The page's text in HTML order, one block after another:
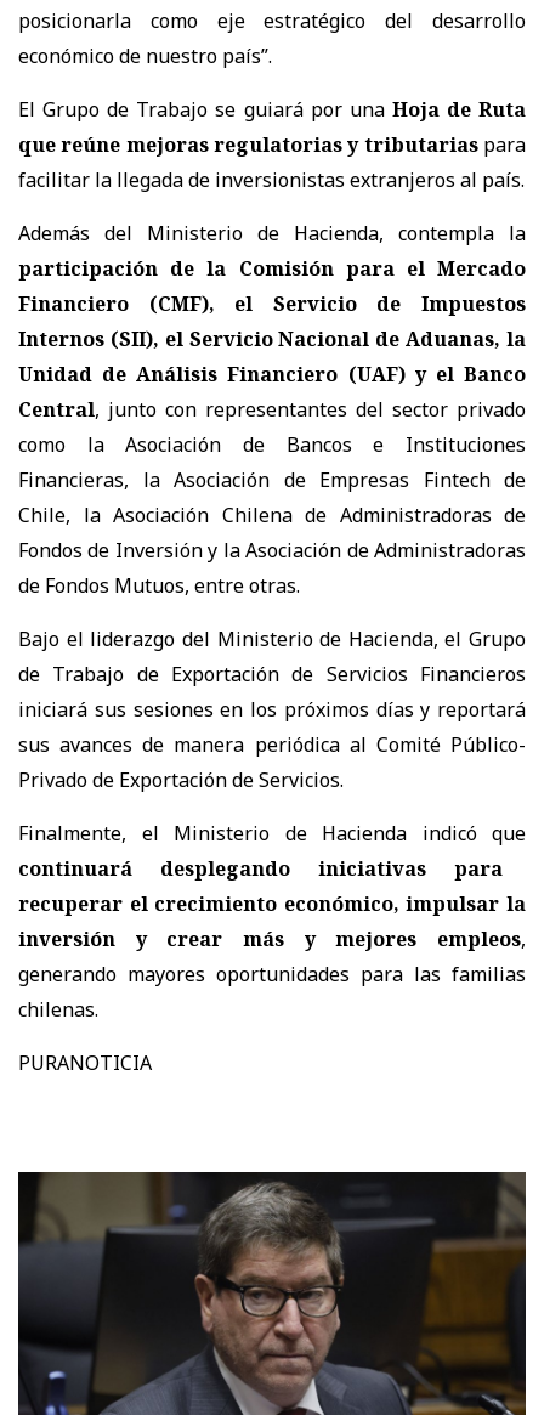
posicionarla como eje estratégico del desarrollo
económico de nuestro país”.
El Grupo de Trabajo se guiará por una Hoja de Ruta
que reúne mejoras regulatorias y tributariaspara
facilitar la llegada de inversionistas extranjeros al país.
Además del Ministerio de Hacienda, contempla la
participación de la Comisión para el Mercado
Financiero (CMF), el Servicio de Impuestos
Internos (SII), el Servicio Nacional de Aduanas, la
Unidad de Análisis Financiero (UAF) y el Banco
Central, junto con representantes del sector privado
como la Asociación de Bancos e Instituciones
Financieras, la Asociación de Empresas Fintech de
Chile, la Asociación Chilena de Administradoras de
Fondos de Inversión y la Asociación de Administradoras
de Fondos Mutuos, entre otras.
Bajo el liderazgo del Ministerio de Hacienda, el Grupo
de Trabajo de Exportación de Servicios Financieros
iniciará sus sesiones en los próximos días y reportará
sus avances de manera periódica al Comité Público-
Privado de Exportación de Servicios.
Finalmente, el Ministerio de Hacienda indicó que
continuará desplegando iniciativas para
recuperar el crecimiento económico, impulsar la
inversión y crear más y mejores empleos,
generando mayores oportunidades para las familias
chilenas.
PURANOTICIA